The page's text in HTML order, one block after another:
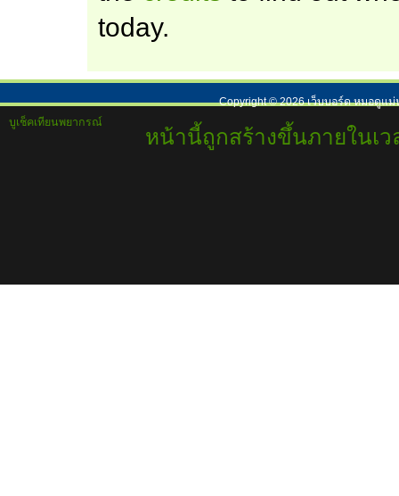
today.
Copyright ©2026เว็บบอร์ด หมอดูแม่
บูเช็คเทียนพยากรณ์
หน้านี้ถูกสร้างขึ้นภายในเว